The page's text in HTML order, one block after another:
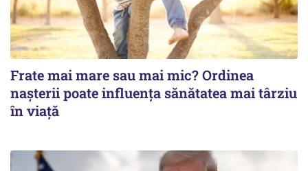
Frate mai mare sau mai mic? Ordinea
nașterii poate influența sănătatea mai târziu
în viață